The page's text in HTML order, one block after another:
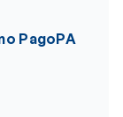
PagoPA